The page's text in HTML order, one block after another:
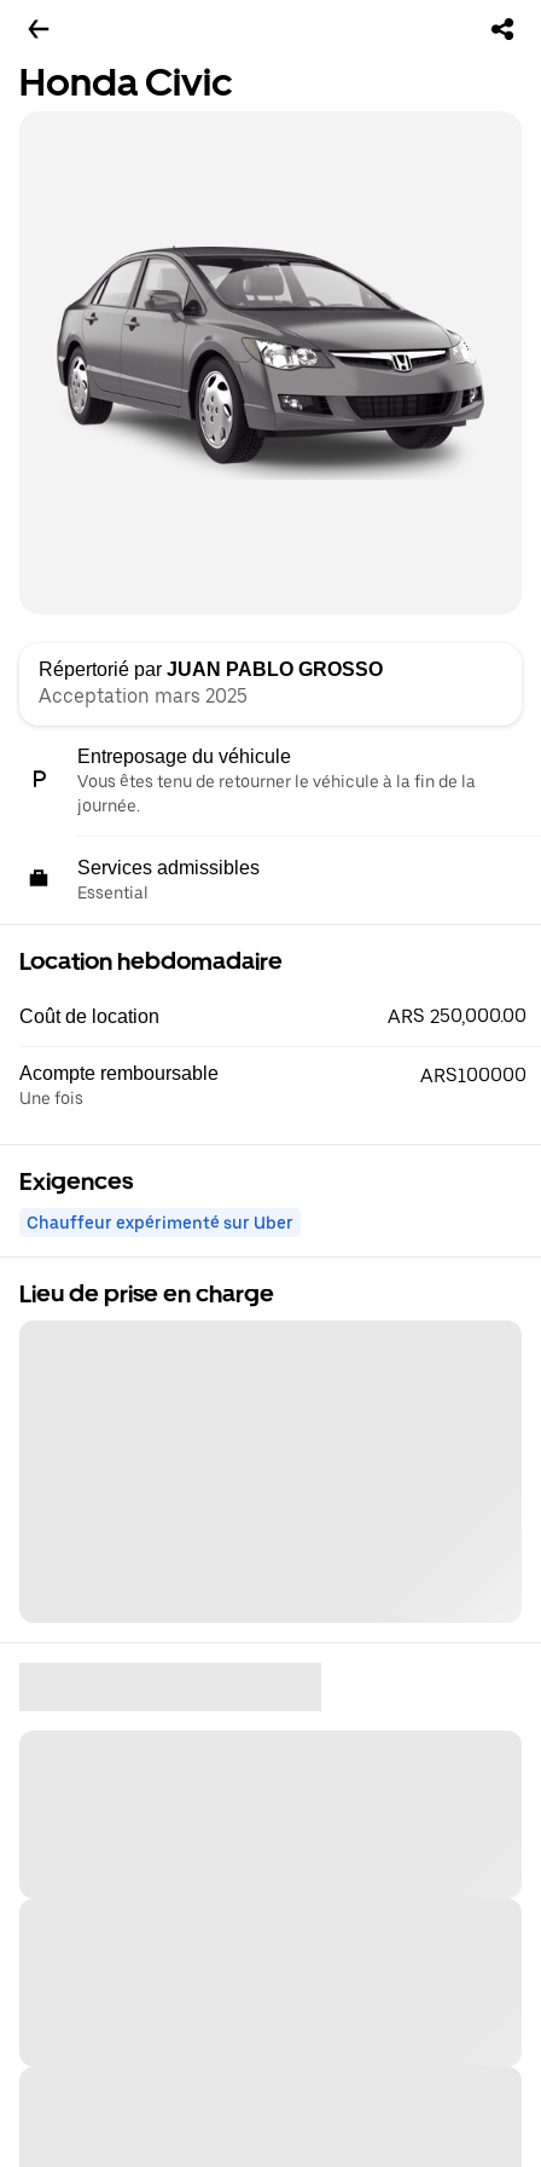
Honda Civic
Répertorié par JUAN PABLO GROSSO
Acceptation mars 2025
Entreposage du véhicule
Vous êtes tenu de retourner le véhicule à la fin de la
journée.
Services admissibles
Essential
Location hebdomadaire
Coût de location ARS 250,000.00
Acompte remboursable
Une fois
ARS100000
Exigences
Chauffeur expérimenté sur Uber
Lieu de prise en charge